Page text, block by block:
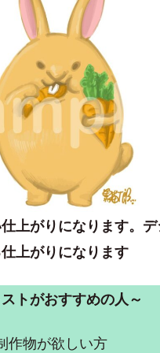
上がりになります。
上がりになります
トがおすすめの人～
作物が欲しい方